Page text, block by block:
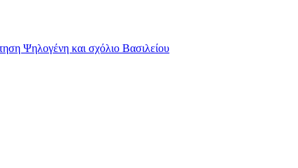
Ψηλογένη και σχόλιο Βασιλείου